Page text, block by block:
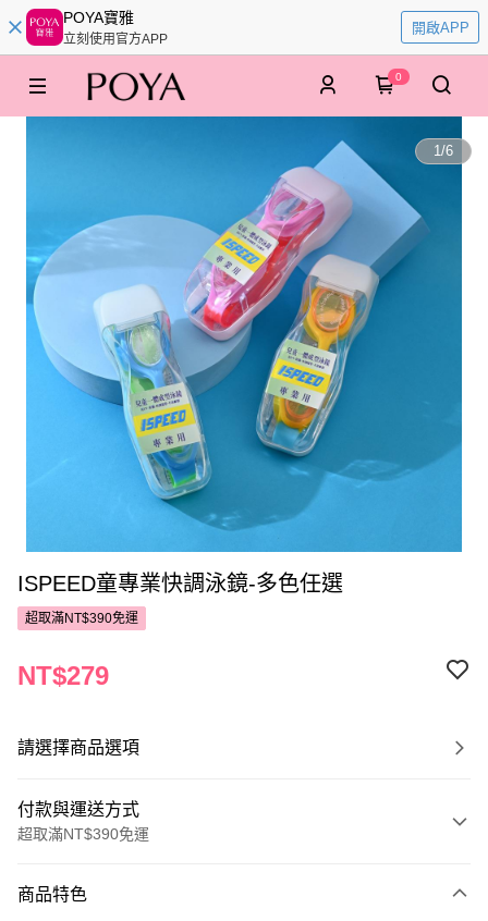
POYA寶雅
立刻使用官方APP
開啟APP
0
1/6
ISPEED童專業快調泳鏡-多色任選
超取滿NT$390免運
NT$279
請選擇商品選項
付款與運送方式
超取滿NT$390免運
POYA支付
商品特色